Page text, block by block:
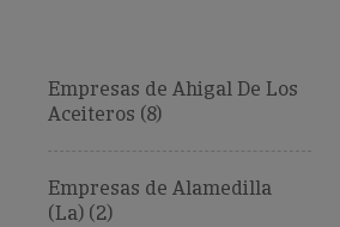
Empresas de Ahigal De Los
Aceiteros (8)
Empresas de Alamedilla
(La) (2)